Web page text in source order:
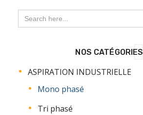
Search
for:
NOS CATÉGORIES
ASPIRATION INDUSTRIELLE
Mono phasé
Tri phasé